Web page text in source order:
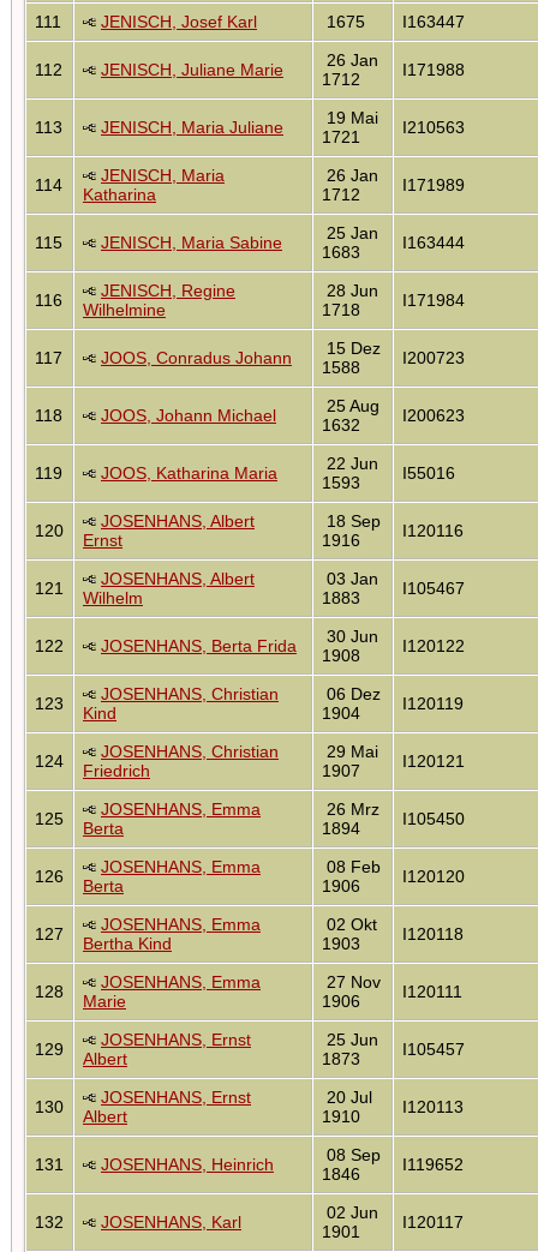
111 JENISCH, Josef Karl 1675 I163447
112 JENISCH, Juliane Marie
26 Jan
1712
I171988
113 JENISCH, Maria Juliane
19 Mai
1721
I210563
114
JENISCH, Maria
Katharina
26 Jan
1712
I171989
115 JENISCH, Maria Sabine
25 Jan
1683
I163444
116
JENISCH, Regine
Wilhelmine
28 Jun
1718
I171984
117 JOOS, Conradus Johann
15 Dez
1588
I200723
118 JOOS, Johann Michael
25 Aug
1632
I200623
119 JOOS, Katharina Maria
22 Jun
1593
I55016
120
JOSENHANS, Albert
Ernst
18 Sep
1916
I120116
121
JOSENHANS, Albert
Wilhelm
03 Jan
1883
I105467
122 JOSENHANS, Berta Frida
30 Jun
1908
I120122
123
JOSENHANS, Christian
Kind
06 Dez
1904
I120119
124
JOSENHANS, Christian
Friedrich
29 Mai
1907
I120121
125
JOSENHANS, Emma
Berta
26 Mrz
1894
I105450
126
JOSENHANS, Emma
Berta
08 Feb
1906
I120120
127
JOSENHANS, Emma
Bertha Kind
02 Okt
1903
I120118
128
JOSENHANS, Emma
Marie
27 Nov
1906
I120111
129
JOSENHANS, Ernst
Albert
25 Jun
1873
I105457
130
JOSENHANS, Ernst
Albert
20 Jul
1910
I120113
131 JOSENHANS, Heinrich
08 Sep
1846
I119652
132 JOSENHANS, Karl
02 Jun
1901
I120117